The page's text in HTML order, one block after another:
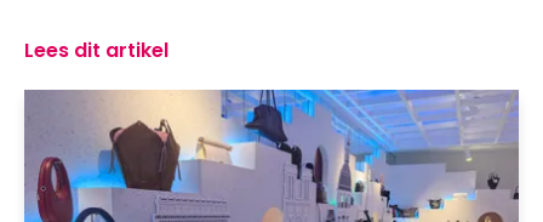
Lees dit artikel